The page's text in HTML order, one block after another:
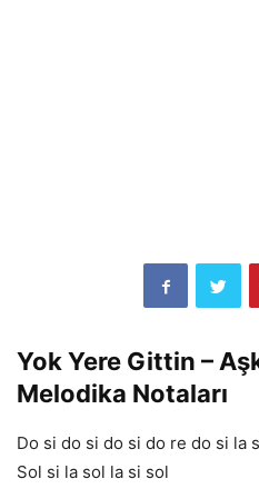
Yok Yere Gittin –
Melodika Notaları
Do si do si do si do re do si la
Sol si la sol la si sol